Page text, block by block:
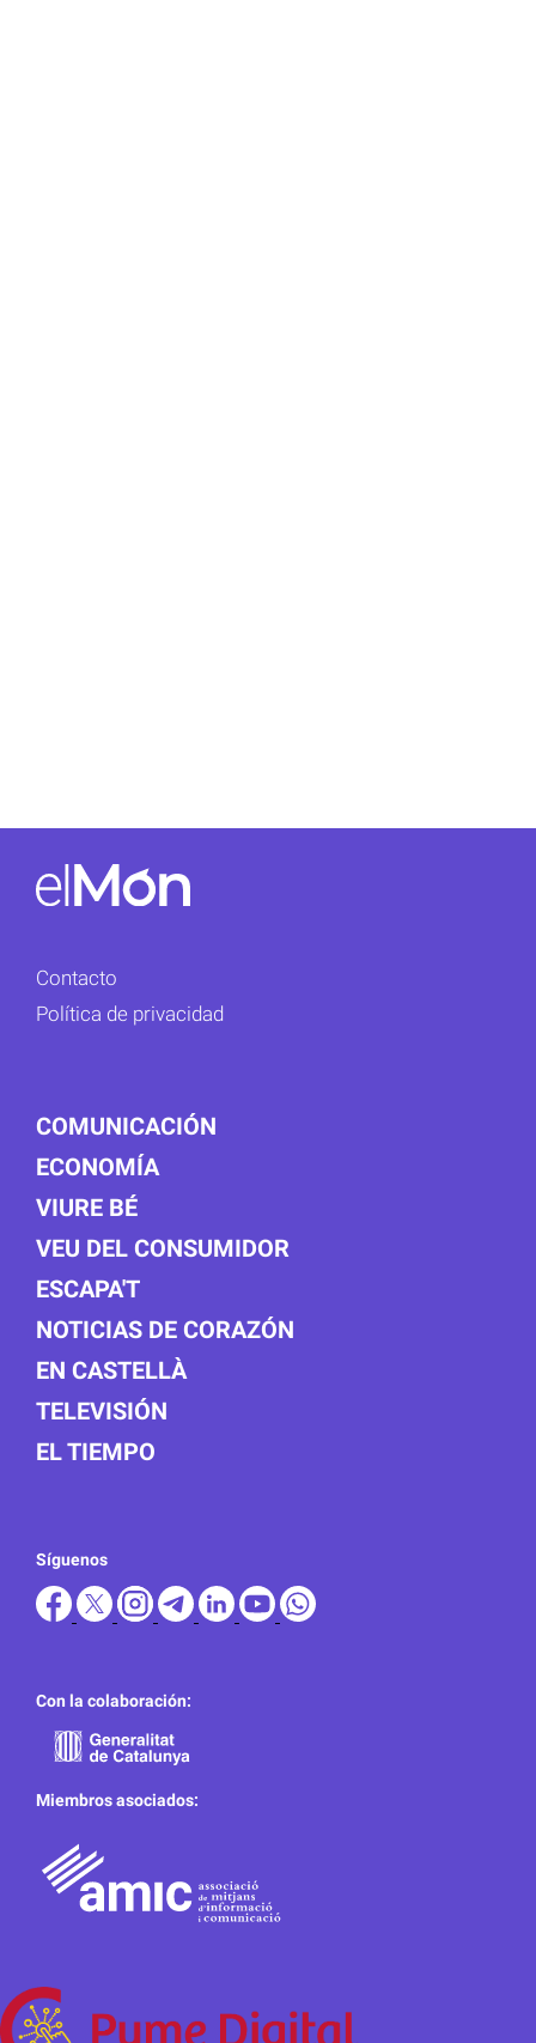
Contacto
Política de privacidad
COMUNICACIÓN
ECONOMÍA
VIURE BÉ
VEU DEL CONSUMIDOR
ESCAPA'T
NOTICIAS DE CORAZÓN
EN CASTELLÀ
TELEVISIÓN
EL TIEMPO
Síguenos
Con la colaboración:
Miembros asociados: